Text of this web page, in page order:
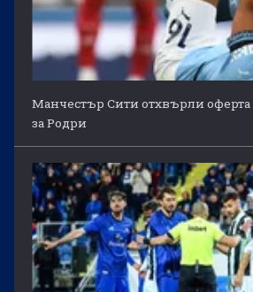
Манчестър Сити отхвърли оферта
за Родри